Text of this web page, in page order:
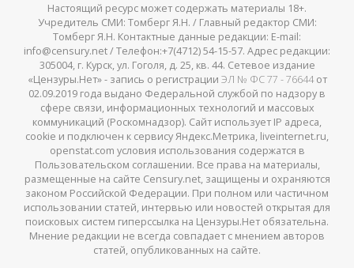
Настоящий ресурс может содержать материалы 18+.
Учредитель СМИ: Томберг Я.Н. / Главный редактор СМИ:
Томберг Я.Н. Контактные данные редакции: E-mail:
info@censury.net / Телефон:+7(4712) 54-15-57. Адрес редакции:
305004, г. Курск, ул. Гоголя, д. 25, кв. 44. Сетевое издание
«Цензуры.Нет» - запись о регистрации ЭЛ № ФС 77 - 76644от
02.09.2019 года выдано Федеральной службой по надзору в
сфере связи, информационных технологий и массовых
коммуникаций (Роскомнадзор). Сайт использует IP адреса,
cookie и подключен к сервису Яндекс.Метрика, liveinternet.ru,
openstat.com условия использования содержатся в
Пользовательском соглашении. Все права на материалы,
размещенные на сайте Censury.net, защищены и охраняются
законом Российской Федерации. При полном или частичном
использовании статей, интервью или новостей открытая для
поисковых систем гиперссылка на Цензуры.Нет обязательна.
Мнение редакции не всегда совпадает с мнением авторов
статей, опубликованных на сайте.